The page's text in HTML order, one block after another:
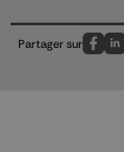
Partager sur